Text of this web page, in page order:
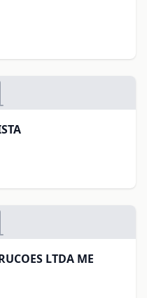
LTDA ME